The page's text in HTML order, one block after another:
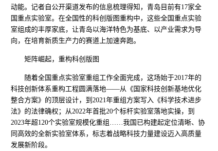
动能。记者自公开渠道发布的信息梳理得知，青岛目前有17家全
国重点实验室。在全国性的科创版图重构中，这些全国重点实验
室组成的丰厚家底，让青岛以海洋特色为基底、以产业需求为导
向，在培育新质生产力的赛道上加速奔跑。
矩阵崛起，重构科创版图
随着全国重点实验室重组工作全面完成，这场始于2017年的
科技创新体系重构工程圆满落地——从《国家科技创新基地优化
整合方案》的顶层设计，到2021年重组方案写入《科学技术进步
法》的法律确权；从2022年首批20个标杆实验室落地实操，到
2023年超120个实验室规模化重组……我国已构建起定位清晰、协
同高效的全新实验室体系，标志着战略科技力量建设迈入高质量
发展新阶段。